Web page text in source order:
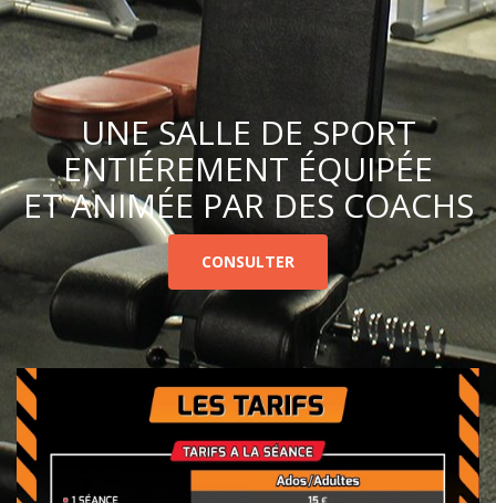
UNE SALLE DE SPORT
ENTIÉREMENT ÉQUIPÉE
ET ANIMÉE PAR DES COACHS
CONSULTER